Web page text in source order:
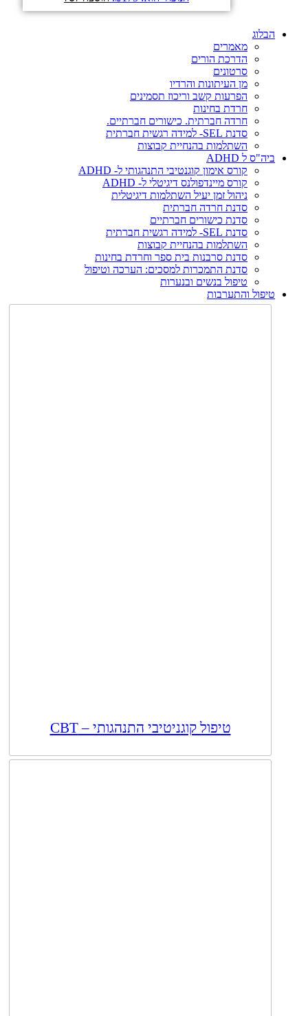
הבלוג
מאמרים
הדרכת הורים
סרטונים
מן העיתונות והרדיו
הפרעות קשב וריכוז תסמינים
חרדת בחינות
חרדה חברתית. כישורים חברתיים.
סדנת SEL- למידה רגשית חברתית
השתלמות בהנחיית קבוצות
ביה"ס ל ADHD
קורס אימון קוגנטיבי התנהגותי ל- ADHD
קורס מיינדפולנס דיגיטלי ל- ADHD
ניהול זמן יעיל השתלמות דיגיטלית
סדנת חרדה חברתית
סדנת כישורים חברתיים
סדנת SEL- למידה רגשית חברתית
השתלמות בהנחיית קבוצות
סדנת סרבנות בית ספר וחרדת בחינות
סדנת התמכרות למסכים: הערכה וטיפול
טיפול בנשים ובנערות
טיפול והתערבות
טיפול קוגניטיבי התנהגותי – CBT